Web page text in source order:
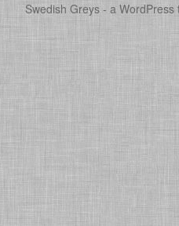
Swedish Greys - a WordPress